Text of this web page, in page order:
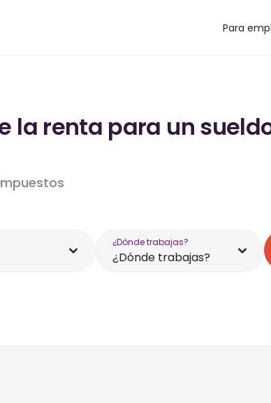
Para
renta para un
¿Dónde trabajas?
¿Dónde trabajas?